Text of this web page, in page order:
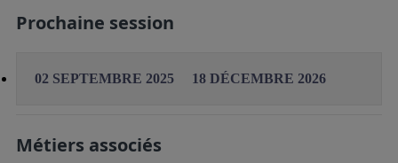
Prochaine session
02 SEPTEMBRE 2025 18 DÉCEMBRE 2026
Métiers associés